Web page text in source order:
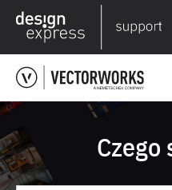
Czego